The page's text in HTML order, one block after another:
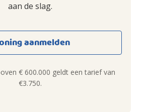
aan de slag.
aanmelden
€ 600.000 geldt een tarief van
€3.750.